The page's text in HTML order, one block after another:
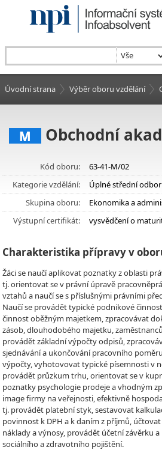
Úvodní strana Výběr oboru vzdělání
M Obchodní
Kód oboru:
63-41-M/02
Kategorie vzdělání:
Úplné střední
Skupina oboru:
Ekonomika a
Výstupní certifikát:
vysvědčení o
Charakteristika přípravy v
Žáci se naučí aplikovat poznatky z oblasti
tj. orientovat se v právní úpravě
vztahů a naučí se s příslušnými právními
Naučí se provádět typické podnikové
činnost oběžným majetkem, zpracovávat
zásob, dlouhodobého majetku,
provádět základní výpočty odpisů,
sjednávání a ukončování pracovního
výpočty, vyhotovovat typické písemnosti v
provádět průzkum trhu, orientovat se v
poznatky psychologie prodeje a vhodným
image firmy na veřejnosti, efektivně
tj. provádět platební styk, sestavovat
povinnost k DPH a k daním z příjmů,
náklady a výnosy, provádět účetní závěrku
sociálního a zdravotního pojištění.